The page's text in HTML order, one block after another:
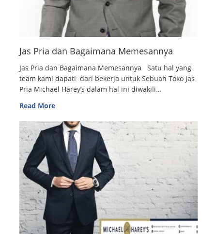
Jas Pria dan Bagaimana Memesannya
Jas Pria dan Bagaimana Memesannya Satu hal yang
team kami dapati dari bekerja untuk Sebuah Toko Jas
Pria Michael Harey’s dalam hal ini diwakili…
Read More